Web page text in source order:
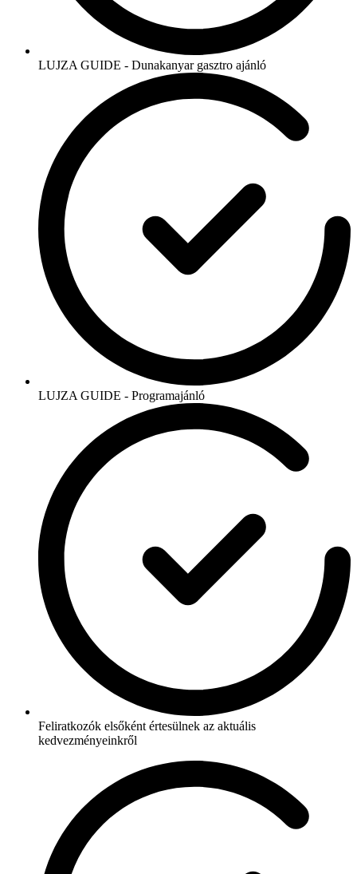
LUJZA GUIDE - Dunakanyar gasztro ajánló
LUJZA GUIDE - Programajánló
Feliratkozók elsőként értesülnek az aktuális
kedvezményeinkről